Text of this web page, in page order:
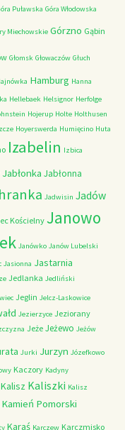
Puławska Góra Włodowska
Miechowskie Górzno Gąbin
Głomsk Głowaczów Głuch
Hamburg Hanna
Hellebaek Helsignor Herfolge
Hojerup Holte Holthusen
Hoyerswerda Humięcino Huta
Izabelin Izbica
Jabłonka Jabłonna
Jadwisin Jadów
Kościelny Janowo
Janówko Janów Lubelski
Jasionna Jastarnia
Jedlanka Jedliński
Jeglin Jelcz-Laskowice
Jezierzyce Jeziorany
Jeże Jeżewo Jeżów
Jurki Jurzyn Józefkowo
Kaczory Kadyny
Kalisz Kaliszki Kalisz
Kamień Pomorski
Karaś Karczew Karczmisko